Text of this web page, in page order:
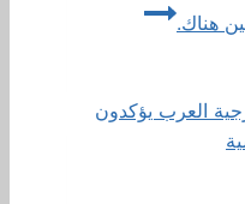
هناك.